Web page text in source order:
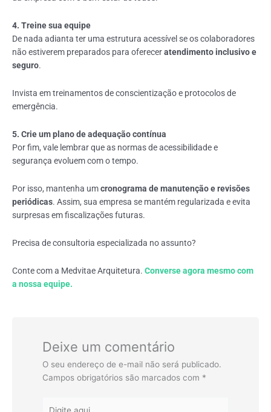
4. Treine sua equipe
De nada adianta ter uma estrutura acessível se os colaboradores
não estiverem preparados para ofereceratendimento inclusivo e
seguro.
Invista em treinamentos de conscientização e protocolos de
emergência.
5. Crie um plano de adequação contínua
Por fim, vale lembrar que as normas de acessibilidade e
segurança evoluem com o tempo.
Por isso, mantenha umcronograma de manutenção e revisões
periódicas. Assim, sua empresa se mantém regularizada e evita
surpresas em fiscalizações futuras.
Precisa de consultoria especializada no assunto?
Conte com a Medvitae Arquitetura. Converse agora mesmo com
a nossa equipe.
Deixe um comentário
O seu endereço de e-mail não será publicado.
Campos obrigatórios são marcados com *